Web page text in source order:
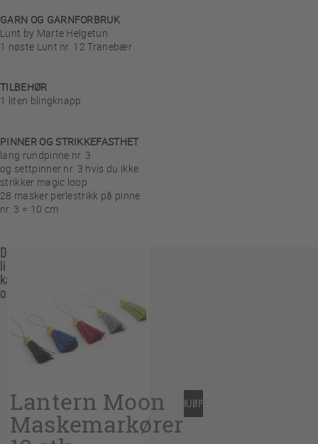
GARN OG GARNFORBRUK
Lunt by Marte Helgetun
1 nøste Lunt nr. 12 Tranebær
TILBEHØR
1 liten blingknapp
PINNER OG STRIKKEFASTHET
lang rundpinne nr. 3
og settpinner nr. 3 hvis du ikke
strikker magic loop
28 masker perlestrikk på pinne
nr. 3 = 10 cm
Du
liker
kanskje
også…
Lantern Moon
Maskemarkører
KJØP